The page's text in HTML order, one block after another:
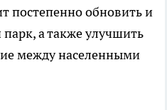
постепенно обновить и
а также улучшить
между населенными